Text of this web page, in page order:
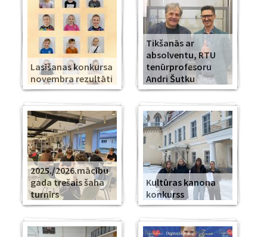
Lasīšanas konkursa
novembra rezultāti
Tikšanās ar
absolventu, RTU
tenūrprofesoru
Andri Šutku
2025./2026.mācību
gada trešais šaha
turnīrs
Kultūras kanona
konkurss